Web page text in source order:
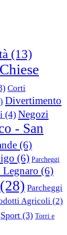
(13)
Chiese
Corti
Divertimento
(4)Negozi
- San
(6)
(6) Parcheggi
Legnaro (6)
(28) Parcheggi
Agricoli (2)
Sport (3) Torri e